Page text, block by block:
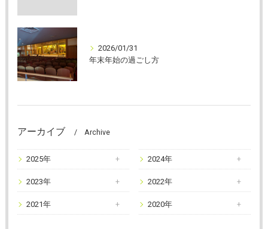
2026/01/31
年末年始の過ごし方
アーカイブ Archive
2025年 2024年
2023年 2022年
2021年 2020年